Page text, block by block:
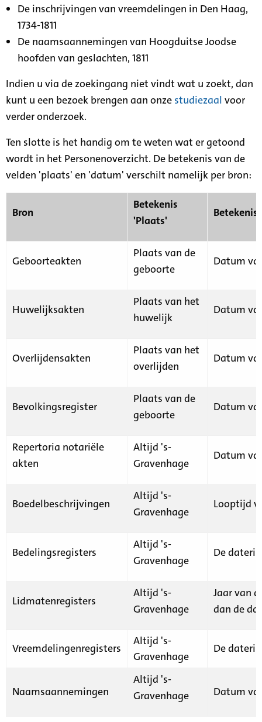
De inschrijvingen van vreemdelingen in Den Haag,
1734-1811
De naamsaannemingen van Hoogduitse Joodse
hoofden van geslachten, 1811
Indien u via de zoekingang niet vindt wat u zoekt, dan
kunt u een bezoek brengen aan onze studiezaal voor
verder onderzoek.
Ten slotte is het handig om te weten wat er getoond
wordt in het Personenoverzicht. De betekenis van de
velden 'plaats' en 'datum' verschilt namelijk per bron:
Bron
Betekenis
'Plaats'
Geboorteakten
Plaats van de
geboorte
Datum
Huwelijksakten
Plaats van het
huwelijk
Datum
Overlijdensakten
Plaats van het
overlijden
Datum
Bevolkingsregister
Plaats van de
geboorte
Datum
Repertoria notariële
akten
Altijd 's-
Gravenhage
Datum
Boedelbeschrijvingen
Altijd 's-
Gravenhage
Looptijd
Bedelingsregisters
Altijd 's-
Gravenhage
De
Lidmatenregisters
Altijd 's-
Gravenhage
Jaar van
dan de
Vreemdelingenregisters
Altijd 's-
Gravenhage
De
Naamsaannemingen
Altijd 's-
Gravenhage
Datum